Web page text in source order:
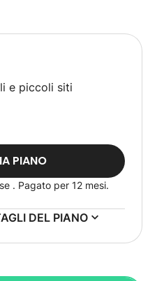
e piccoli siti
PIANO
. Pagato per 12 mesi.
DEL PIANO